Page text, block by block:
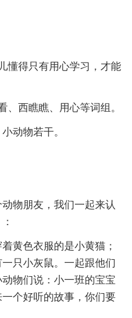
得只有用心学习，才能
西瞧瞧、用心等词组。
动物若干。
物朋友，我们一起来认
色衣服的是小黄猫；
只小灰鼠。一起跟他们
物们说：小一班的宝宝
个好听的故事，你们要